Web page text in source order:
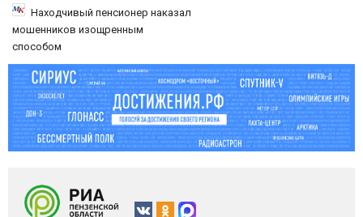
центрам 07/08/2026 – Новости
Находчивый пенсионер наказал
мошенников изощренным
способом